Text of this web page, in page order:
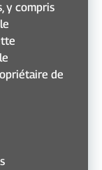
y compris
de